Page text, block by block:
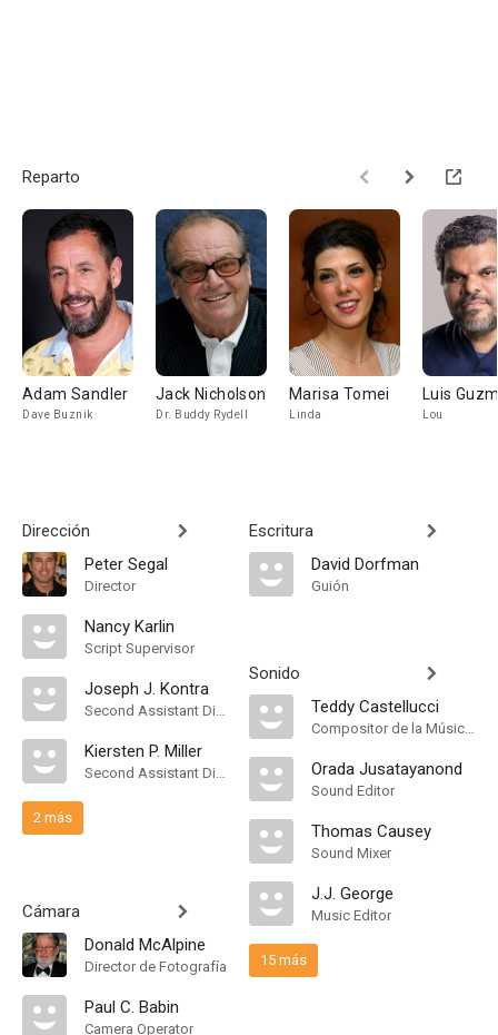
Reparto
Adam Sandler
Dave Buznik
Jack Nicholson
Dr. Buddy Rydell
Marisa Tomei
Linda
Luis
Lou
Dirección
Peter Segal
Director
Nancy Karlin
Script Supervisor
Joseph J. Kontra
Second Assistant Director
Kiersten P. Miller
Second Assistant Director
2 más
Cámara
Donald McAlpine
Director de Fotografía
Paul C. Babin
Camera Operator
Escritura
David Dorfman
Guión
Sonido
Teddy Castellucci
Compositor de la Música Original
Orada Jusatayanond
Sound Editor
Thomas Causey
Sound Mixer
J.J. George
Music Editor
15 más